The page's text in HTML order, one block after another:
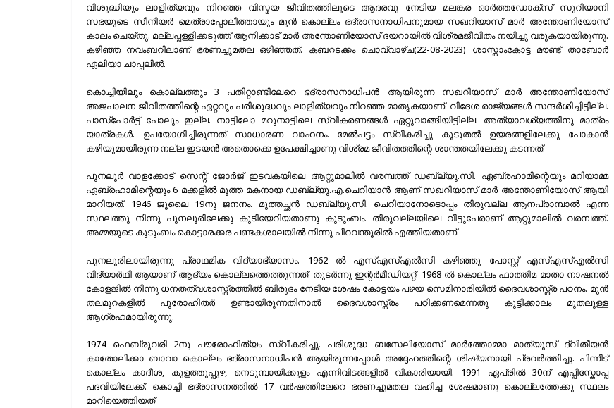
വിശുദ്ധിയും ലാളിത്യവും നിറഞ്ഞ വിസ്മയ ജീവിതത്തിലൂടെ ആദരവു നേടിയ മലങ്കര ഓർത്തഡോക്സ് സുറിയാനി
സഭയുടെ സീനിയർ മെത്രാപ്പോലീത്തായും മുൻ കൊല്ലം ഭദ്രാസനാധിപനുമായ സഖറിയാസ് മാർ അന്തോണിയോസ്
കാലം ചെയ്തു. മല്ലപ്പള്ളിക്കടുത്ത് ആനിക്കാട് മാർ അന്തോണിയോസ് ദയറായിൽ വിശ്രമജീവിതം നയിച്ചു വരുകയായിരുന്നു.
കഴിഞ്ഞ നവംബറിലാണ് ഭരണച്ചുമതല ഒഴിഞ്ഞത്. കബറടക്കം ചൊവ്വാഴ്ച(22-08-2023) ശാസ്താംകോട്ട മൗണ്ട് താബോർ
ഏലിയാ ചാപ്പലിൽ.
കൊച്ചിയിലും കൊല്ലത്തും 3 പതിറ്റാണ്ടിലേറെ ഭദ്രാസനാധിപൻ ആയിരുന്ന സഖറിയാസ് മാർ അന്തോണിയോസ്
അജപാലന ജീവിതത്തിന്റെ ഏറ്റവും പരിശുദ്ധവും ലാളിത്യവും നിറഞ്ഞ മാതൃകയാണ്. വിദേശ രാജ്യങ്ങൾ സന്ദർശിച്ചിട്ടില്ല.
പാസ്പോർട്ട് പോലും ഇല്ല. നാട്ടിലോ മറുനാട്ടിലെ സ്വീകരണങ്ങൾ ഏറ്റുവാങ്ങിയിട്ടില്ല. അത്യാവശ്യത്തിനു മാത്രം
യാത്രകൾ. ഉപയോഗിച്ചിരുന്നത് സാധാരണ വാഹനം. മേൽപട്ടം സ്വീകരിച്ചു കൂടുതൽ ഉയരങ്ങളിലേക്കു പോകാൻ
കഴിയുമായിരുന്ന നല്ല ഇടയൻ അതൊക്കെ ഉപേക്ഷിച്ചാണു വിശ്രമ ജീവിതത്തിന്റെ ശാന്തതയിലേക്കു കടന്നത്.
പുനലൂർ വാളക്കോട് സെന്റ് ജോർജ് ഇടവകയിലെ ആറ്റുമാലിൽ വരമ്പത്ത് ഡബ്ല്യു.സി. ഏബ്രഹാമിന്റെയും മറിയാമ്മ
ഏബ്രഹാമിന്റെയും 6 മക്കളിൽ മൂത്ത മകനായ ഡബ്ല്യു.എ.ചെറിയാൻ ആണ് സഖറിയാസ് മാർ അന്തോണിയോസ് ആയി
മാറിയത്. 1946 ജൂലൈ 19നു ജനനം. മുത്തച്ഛൻ ഡബ്ല്യു.സി. ചെറിയാനോടൊപ്പം തിരുവല്ല ആനപ്രാമ്പാൽ എന്ന
സ്ഥലത്തു നിന്നു പുനലൂരിലേക്കു കുടിയേറിയതാണു കുടുംബം. തിരുവല്ലയിലെ വീട്ടുപേരാണ് ആറ്റുമാലിൽ വരമ്പത്ത്.
അമ്മയുടെ കുടുംബം കൊട്ടാരക്കര പണ്ടകശാലയിൽ നിന്നു പിറവന്തൂരിൽ എത്തിയതാണ്.
പുനലൂരിലായിരുന്നു പ്രാഥമിക വിദ്യാഭ്യാസം. 1962 ൽ എസ്എസ്എൽസി കഴിഞ്ഞു പോസ്റ്റ് എസ്എസ്എൽസി
വിദ്യാർഥി ആയാണ് ആദ്യം കൊല്ലത്തെത്തുന്നത്. തുടർന്നു ഇന്റർമീഡിയറ്റ്. 1968 ൽ കൊല്ലം ഫാത്തിമ മാതാ നാഷനൽ
കോളജിൽ നിന്നു ധനതത്വശാസ്ത്രത്തിൽ ബിരുദം നേടിയ ശേഷം കോട്ടയം പഴയ സെമിനാരിയിൽ ദൈവശാസ്ത്ര പഠനം. മുൻ
തലമുറകളിൽ പുരോഹിതർ ഉണ്ടായിരുന്നതിനാൽ ദൈവശാസ്ത്രം പഠിക്കണമെന്നതു കുട്ടിക്കാലം മുതലുള്ള
ആഗ്രഹമായിരുന്നു.
1974 ഫെബ്രുവരി 2നു പൗരോഹിത്യം സ്വീകരിച്ചു. പരിശുദ്ധ ബസേലിയോസ് മാർത്തോമ്മാ മാത്യൂസ് ദ്വിതീയൻ
കാതോലിക്കാ ബാവാ കൊല്ലം ഭദ്രാസനാധിപൻ ആയിരുന്നപ്പോൾ അദ്ദേഹത്തിന്റെ ശിഷ്യനായി പ്രവർത്തിച്ചു. പിന്നീട്
കൊല്ലം കാദീശ, കുളത്തൂപ്പുഴ, നെടുമ്പായിക്കുളം എന്നിവിടങ്ങളിൽ വികാരിയായി. 1991 ഏപ്രിൽ 30ന് എപ്പിസ്കോപ്പ
പദവിയിലേക്ക്. കൊച്ചി ഭദ്രാസനത്തിൽ 17 വർഷത്തിലേറെ ഭരണച്ചുമതല വഹിച്ച ശേഷമാണു കൊല്ലത്തേക്കു സ്ഥലം
മാറിയെത്തിയത്